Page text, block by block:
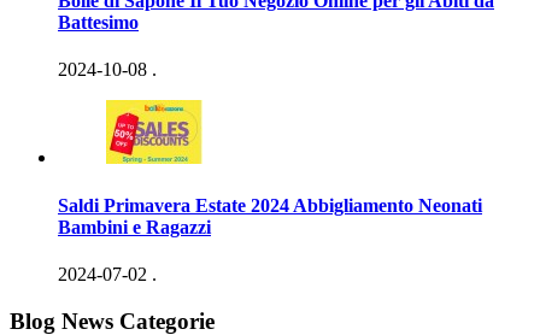
Battesimo
2024-10-08 .
Saldi Primavera Estate 2024 Abbigliamento Neonati
Bambini e Ragazzi
2024-07-02 .
Blog News Categorie